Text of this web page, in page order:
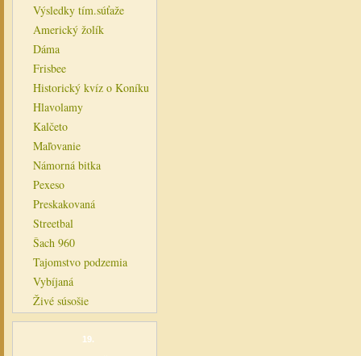
Výsledky tím.súťaže
Americký žolík
Dáma
Frisbee
Historický kvíz o Koníku
Hlavolamy
Kalčeto
Maľovanie
Námorná bitka
Pexeso
Preskakovaná
Streetbal
Šach 960
Tajomstvo podzemia
Vybíjaná
Živé súsošie
19.